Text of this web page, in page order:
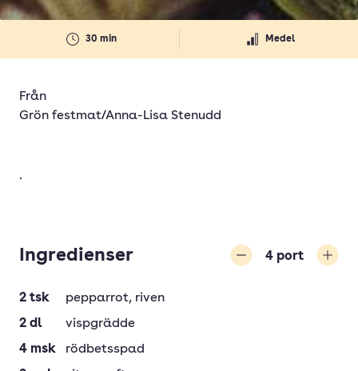
30 min Medel
Från
Grön festmat/Anna-Lisa Stenudd
.
Ingredienser 4 port
2 tsk pepparrot, riven
2 dl
vispgrädde
4 msk
rödbetsspad